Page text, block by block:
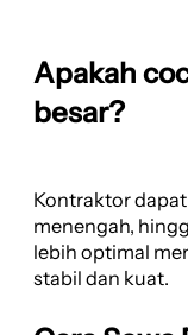
Apakah
besar?
Kontraktor
menengah,
lebih optimal
stabil dan kuat.